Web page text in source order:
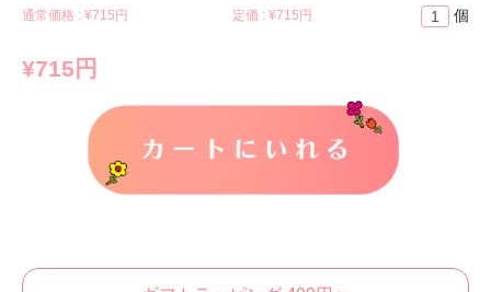
通常価格 : ¥715円 定価 : ¥715円
¥715円
個
カートに入れる